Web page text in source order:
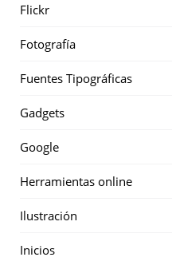
Flickr
Fotografía
Fuentes Tipográficas
Gadgets
Google
Herramientas online
Ilustración
Inicios